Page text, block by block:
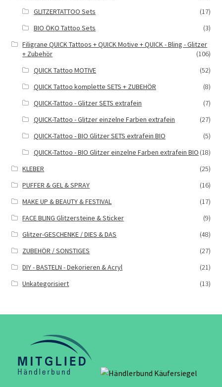
GLITZERTATTOO Sets
(17)
BIO ÖKO Tattoo Sets
(3)
Filigrane QUICK Tattoos + QUICK Motive + QUICK - Bling - Glitzer
+ Zubehör
(106)
QUICK Tattoo MOTIVE
(52)
QUICK Tattoo komplette SETS + ZUBEHÖR
(8)
QUICK-Tattoo - Glitzer SETS extrafein
(7)
QUICK-Tattoo - Glitzer einzelne Farben extrafein
(27)
QUICK-Tattoo - BIO Glitzer SETS extrafein BIO
(5)
QUICK-Tattoo - BIO Glitzer einzelne Farben extrafein BIO (18)
KLEBER
(25)
PUFFER & GEL & SPRAY
(16)
MAKE UP & BEAUTY & FESTIVAL
(17)
FACE BLING Glitzersteine & Sticker
(9)
Glitzer-GESCHENKE / DIES & DAS
(48)
ZUBEHÖR / SONSTIGES
(27)
DIY - BASTELN - Dekorieren & Acryl
(21)
Unkategorisiert
(13)